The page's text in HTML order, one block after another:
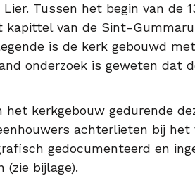
Tussen het begin van de
kapittel van de Sint-
is de kerk gebouwd
onderzoek is geweten dat
kerkgebouw gedurende
achterlieten bij het
gedocumenteerd en
(zie bijlage).